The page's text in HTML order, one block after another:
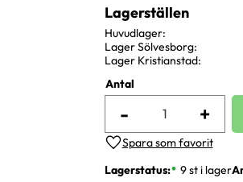
Antal
+
-
Lägg till i favoriter
Lagerstatus 9 st i lager
Lagerställen
Huvudlager
Lager Sölvesborg
Lager Kristianstad